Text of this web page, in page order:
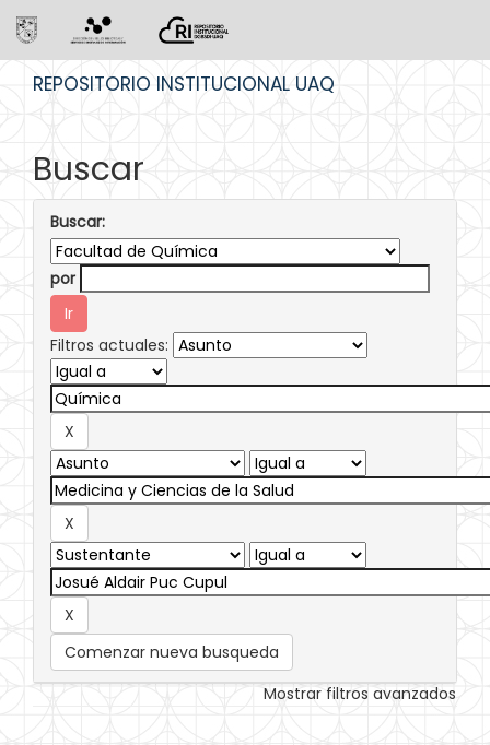
REPOSITORIO INSTITUCIONAL UAQ
Buscar
Buscar:
por
Filtros actuales:
Comenzar nueva busqueda
Mostrar filtros avanzados